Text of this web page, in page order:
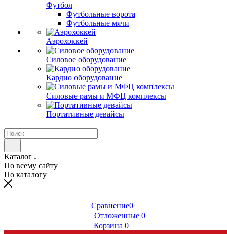
Футбол
Футбольные ворота
Футбольные мячи
Аэрохоккей
Силовое оборудование
Кардио оборудование
Силовые рамы и МФЦ комплексы
Портативные девайсы
Каталог
По всему сайту
По каталогу
Сравнение0
Отложенные 0
Корзина 0